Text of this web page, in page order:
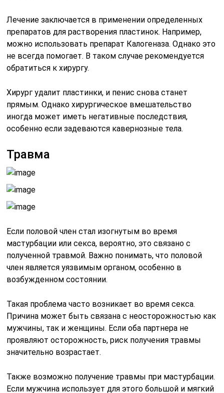
Лечение заключается в применении определенных
препаратов для растворения пластинок. Например,
можно использовать препарат Калогеназа. Однако это
не всегда помогает. В таком случае рекомендуется
обратиться к хирургу.
Хирург удалит пластинки, и пенис снова станет
прямым. Однако хирургическое вмешательство
иногда может иметь негативные последствия,
особенно если задеваются кавернозные тела.
Травма
Если половой член стал изогнутым во время
мастурбации или секса, вероятно, это связано с
полученной травмой. Важно понимать, что половой
член является уязвимым органом, особенно в
возбужденном состоянии.
Такая проблема часто возникает во время секса.
Причина может быть связана с неосторожностью как
мужчины, так и женщины. Если оба партнера не
проявляют осторожность, риск получения травмы
значительно возрастает.
Также возможно получение травмы при мастурбации.
Если мужчина использует для этого большой и мягкий